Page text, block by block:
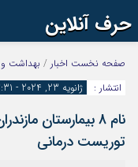
حرف آنلاین
اینستاگرام
آپارات
رمز عبور
صفحه نخست اخبار / بهداشت و
انتشار :
ژانویه 23, 2024 - 2:31 ب.ظ
نام 8 بیمارستان
توریست درمانی